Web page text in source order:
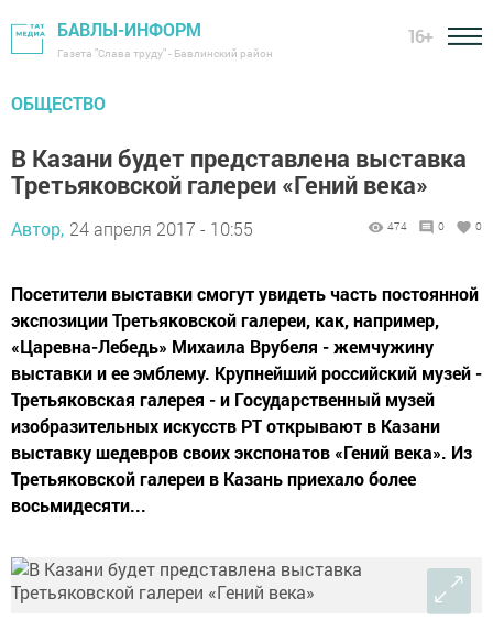
БАВЛЫ-ИНФОРМ
Газета "Слава труду" - Бавлинский район
16+
ОБЩЕСТВО
В Казани будет представлена выставка
Третьяковской галереи «Гений века»
Автор, 24 апреля 2017 - 10:55 474 0 0
Посетители выставки смогут увидеть часть постоянной
экспозиции Третьяковской галереи, как, например,
«Царевна-Лебедь» Михаила Врубеля - жемчужину
выставки и ее эмблему. Крупнейший российский музей -
Третьяковская галерея - и Государственный музей
изобразительных искусств РТ открывают в Казани
выставку шедевров своих экспонатов «Гений века». Из
Третьяковской галереи в Казань приехало более
восьмидесяти...